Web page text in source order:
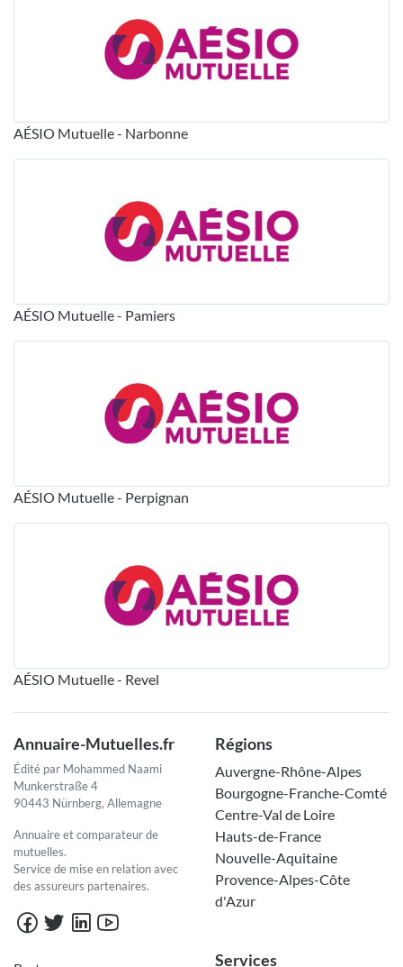
AÉSIO Mutuelle - Narbonne
AÉSIO Mutuelle - Pamiers
AÉSIO Mutuelle - Perpignan
AÉSIO Mutuelle - Revel
Annuaire-Mutuelles.fr
Édité par Mohammed Naami
Munkerstraße 4
90443 Nürnberg, Allemagne
Annuaire et comparateur de
mutuelles.
Service de mise en relation avec
des assureurs partenaires.
Régions
Auvergne-Rhône-Alpes
Bourgogne-Franche-Comté
Centre-Val de Loire
Hauts-de-France
Nouvelle-Aquitaine
Provence-Alpes-Côte
d'Azur
Services